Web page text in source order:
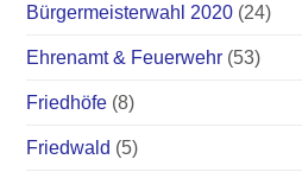
Bürgermeisterwahl 2020 (24)
Ehrenamt & Feuerwehr (53)
Friedhöfe (8)
Friedwald (5)